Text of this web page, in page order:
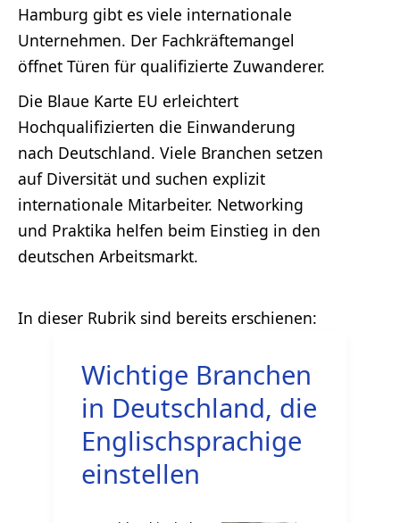
Hamburg gibt es viele internationale
Unternehmen. Der Fachkräftemangel
öffnet Türen für qualifizierte Zuwanderer.
Die Blaue Karte EU erleichtert
Hochqualifizierten die Einwanderung
nach Deutschland. Viele Branchen setzen
auf Diversität und suchen explizit
internationale Mitarbeiter. Networking
und Praktika helfen beim Einstieg in den
deutschen Arbeitsmarkt.
Wichtige Branchen
in Deutschland, die
Englischsprachige
einstellen